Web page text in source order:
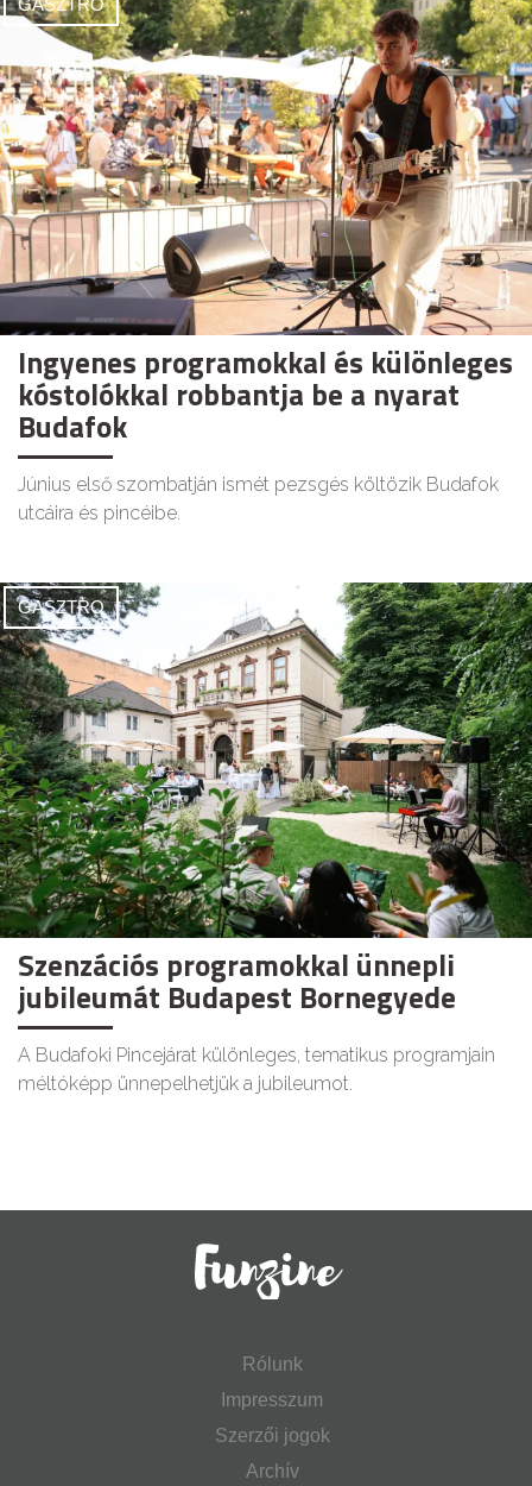
GASZTRO
Ingyenes programokkal és különleges
kóstolókkal robbantja be a nyarat
Budafok
Június első szombatján ismét pezsgés költözik Budafok
utcáira és pincéibe.
GASZTRO
Szenzációs programokkal ünnepli
jubileumát Budapest Bornegyede
A Budafoki Pincejárat különleges, tematikus programjain
méltóképp ünnepelhetjük a jubileumot.
Rólunk
Impresszum
Szerzői jogok
Archív